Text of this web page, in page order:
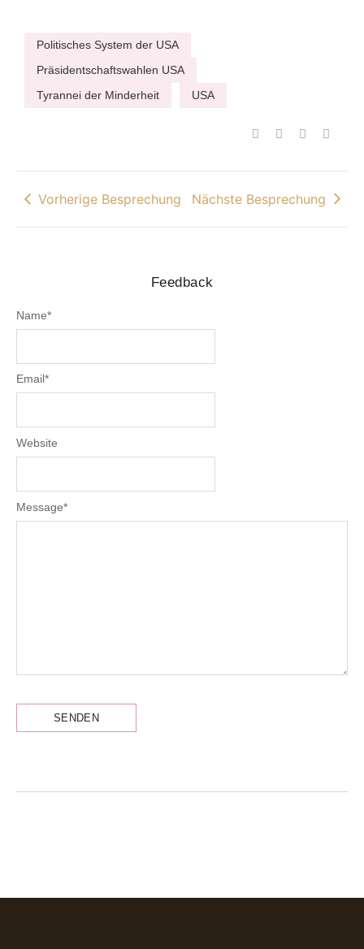
Politisches System der USA
Präsidentschaftswahlen USA
Tyrannei der Minderheit
USA
Vorherige Besprechung Nächste Besprechung
Feedback
Message*
Name*
Email*
Website